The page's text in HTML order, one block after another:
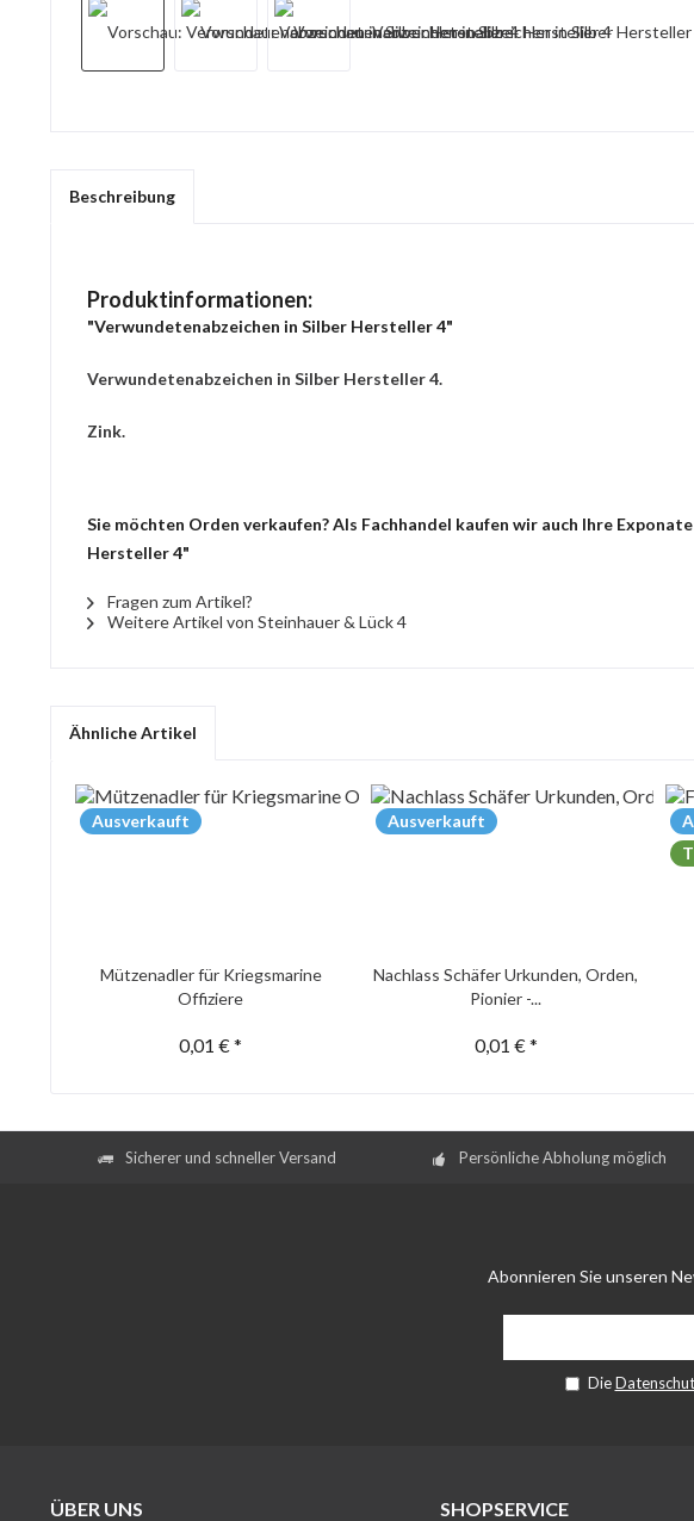
Beschreibung
Produktinformationen:
"Verwundetenabzeichen in Silber Hersteller 4"
Verwundetenabzeichen in Silber Hersteller 4.
Zink.
Sie möchten Orden verkaufen? Als Fachhandel kaufen wir auch Ihre
Hersteller 4"
Fragen zum Artikel?
Weitere Artikel von Steinhauer & Lück 4
Ähnliche Artikel
Ausverkauft
Mützenadler für Kriegsmarine
Offiziere
0,01 € *
Ausverkauft
Nachlass Schäfer Urkunden, Orden,
Pionier -...
0,01 € *
Sicherer und schneller Versand Persönliche Abholung möglich
Abonnieren Sie unseren
Die
ÜBER UNS SHOPSERVICE